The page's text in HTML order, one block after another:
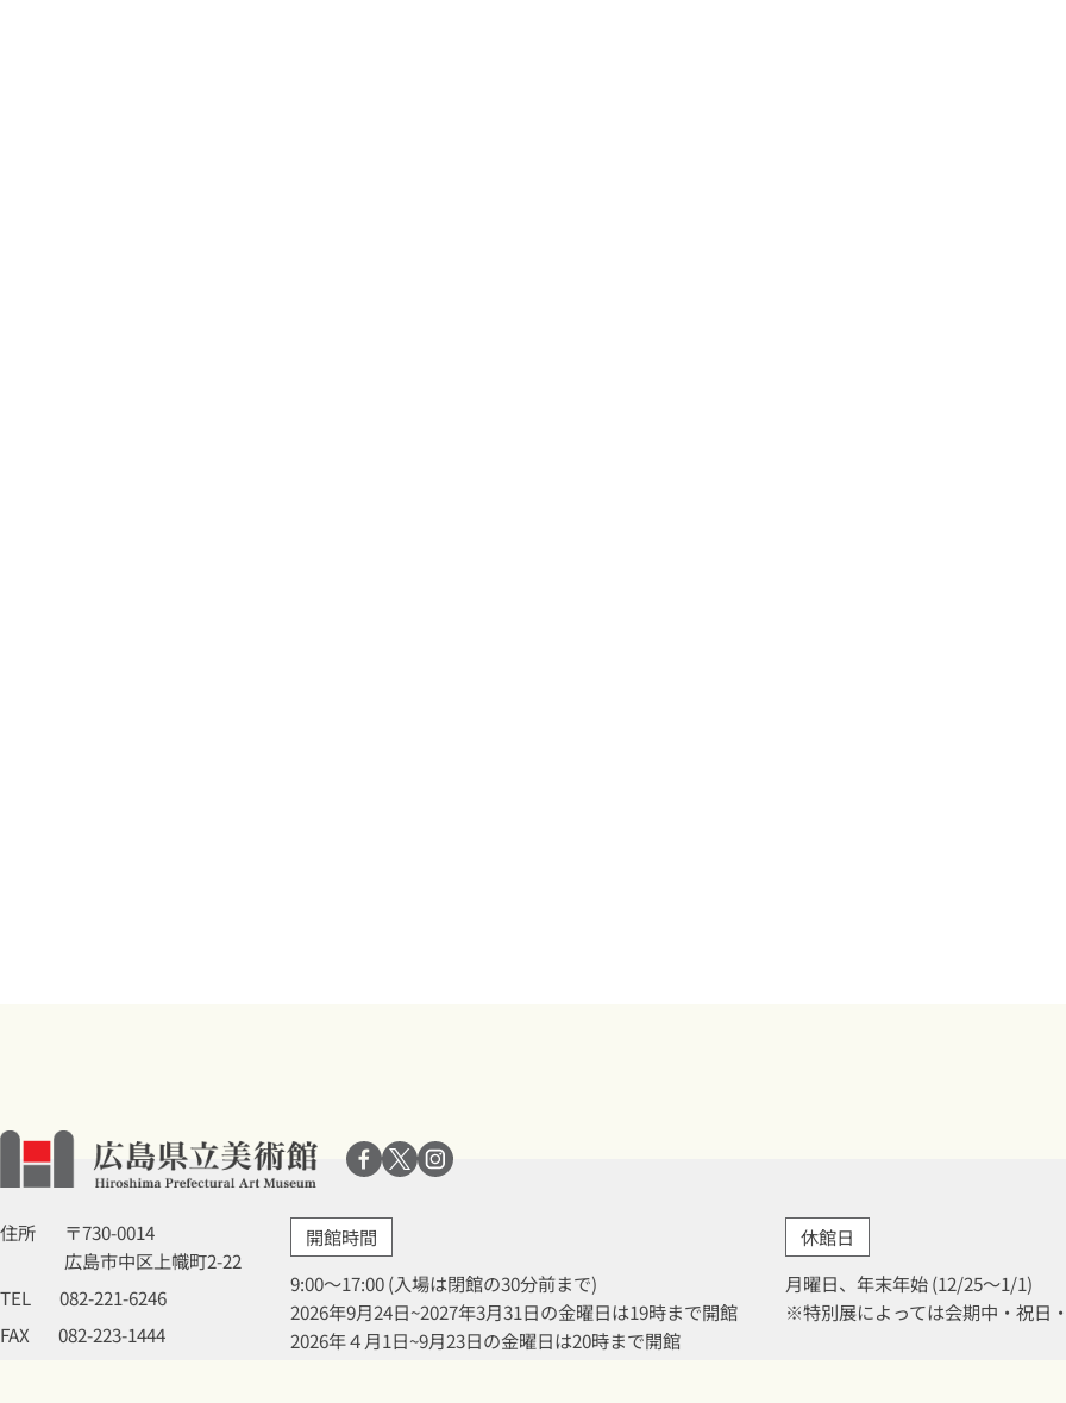
住所
〒730-0014
広島市中区上幟町2-22
TEL
082-221-6246
FAX
082-223-1444
開館時間
9:00～17:00 (入場は閉館の30分前まで)
2026年9月24日~2027年3月31日の金曜日は19時まで開館
2026年４月1日~9月23日の金曜日は20時まで開館
休館日
月曜日、年末年始 (12/25～1/1)
※特別展によっては会期中・祝日